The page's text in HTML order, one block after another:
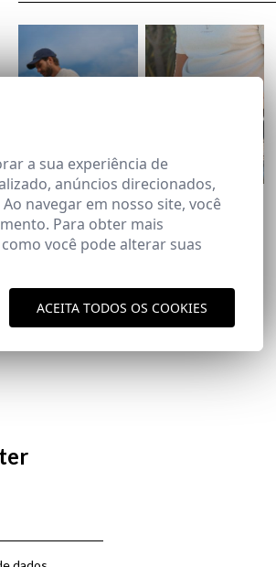
MARINO
17,95 € / 34,95 €
SANGRÍA
22,95 €
ENTREGA
a sua experiência de
anúncios direcionados,
navegar em nosso site, você
Para obter mais
você pode alterar suas
ACEITA TODOS OS COOKIES